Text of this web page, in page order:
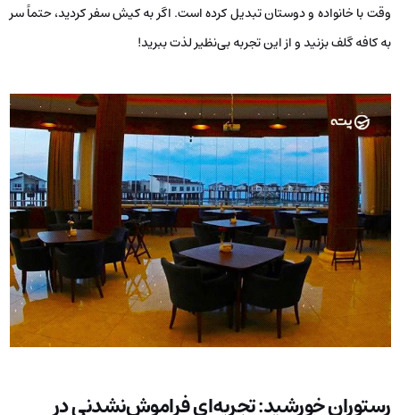
وقت با خانواده و دوستان تبدیل کرده است. اگر به کیش سفر کردید، حتماً سر
به کافه گلف بزنید و از این تجربه بی‌نظیر لذت ببرید!
رستوران خورشید: تجربه‌ای فراموش‌نشدنی در